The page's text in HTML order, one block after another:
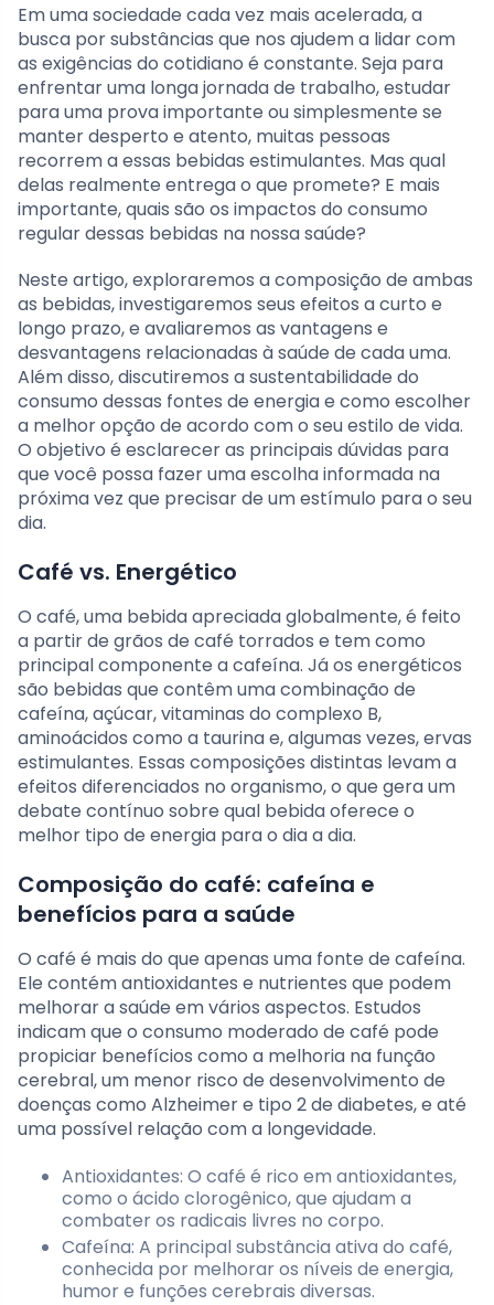
Em uma sociedade cada vez mais acelerada, a
busca por substâncias que nos ajudem a lidar com
as exigências do cotidiano é constante. Seja para
enfrentar uma longa jornada de trabalho, estudar
para uma prova importante ou simplesmente se
manter desperto e atento, muitas pessoas
recorrem a essas bebidas estimulantes. Mas qual
delas realmente entrega o que promete? E mais
importante, quais são os impactos do consumo
regular dessas bebidas na nossa saúde?
Neste artigo, exploraremos a composição de ambas
as bebidas, investigaremos seus efeitos a curto e
longo prazo, e avaliaremos as vantagens e
desvantagens relacionadas à saúde de cada uma.
Além disso, discutiremos a sustentabilidade do
consumo dessas fontes de energia e como escolher
a melhor opção de acordo com o seu estilo de vida.
O objetivo é esclarecer as principais dúvidas para
que você possa fazer uma escolha informada na
próxima vez que precisar de um estímulo para o seu
dia.
Café vs. Energético
O café, uma bebida apreciada globalmente, é feito
a partir de grãos de café torrados e tem como
principal componente a cafeína. Já os energéticos
são bebidas que contêm uma combinação de
cafeína, açúcar, vitaminas do complexo B,
aminoácidos como a taurina e, algumas vezes, ervas
estimulantes. Essas composições distintas levam a
efeitos diferenciados no organismo, o que gera um
debate contínuo sobre qual bebida oferece o
melhor tipo de energia para o dia a dia.
Composição do café: cafeína e
benefícios para a saúde
O café é mais do que apenas uma fonte de cafeína.
Ele contém antioxidantes e nutrientes que podem
melhorar a saúde em vários aspectos. Estudos
indicam que o consumo moderado de café pode
propiciar benefícios como a melhoria na função
cerebral, um menor risco de desenvolvimento de
doenças como Alzheimer e tipo 2 de diabetes, e até
uma possível relação com a longevidade.
Antioxidantes: O café é rico em antioxidantes,
como o ácido clorogênico, que ajudam a
combater os radicais livres no corpo.
Cafeína: A principal substância ativa do café,
conhecida por melhorar os níveis de energia,
humor e funções cerebrais diversas.